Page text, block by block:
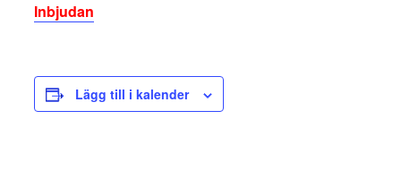
Inbjudan
Lägg till i kalender